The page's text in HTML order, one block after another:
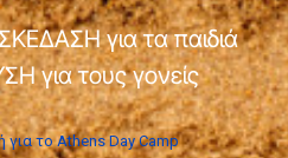
για τα παιδιά
για τους γονείς
το Athens Day Camp